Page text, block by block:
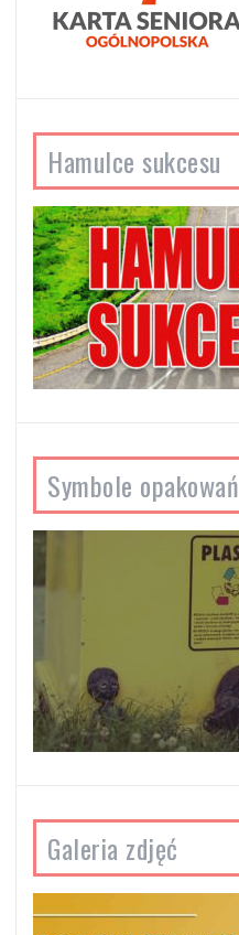
Hamulce sukcesu
Symbole opakowań
Galeria zdjęć